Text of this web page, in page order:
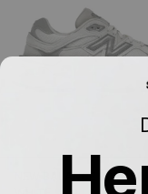
NEW BALANCE 9060